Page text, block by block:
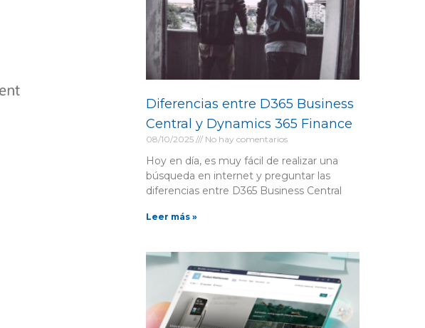
Diferencias entre D365 Business
Central y Dynamics 365 Finance
08/10/2025 No hay comentarios
Hoy en día, es muy fácil de realizar una
búsqueda en internet y preguntar las
diferencias entre D365 Business Central
Leer más »